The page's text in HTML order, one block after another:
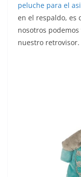
peluche para el
en el respaldo, es
nosotros
nuestro retrovisor.